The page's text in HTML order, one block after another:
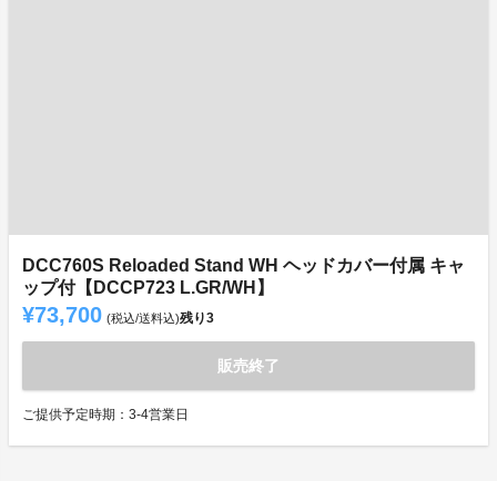
DCC760S Reloaded Stand WH ヘッドカバー付属 キャ
ップ付【DCCP723 L.GR/WH】
¥73,700 (税込/送料込)残り3
販売終了
ご提供予定時期：3-4営業日